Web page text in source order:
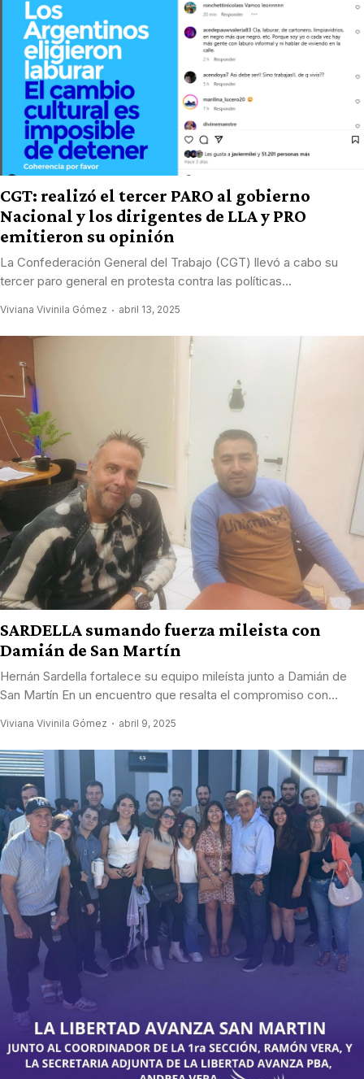
CGT: realizó el tercer PARO al gobierno
Nacional y los dirigentes de LLA y PRO
emitieron su opinión
La Confederación General del Trabajo (CGT) llevó a cabo su
tercer paro general en protesta contra las políticas...
Viviana Vivinila Gómez abril 13, 2025
SARDELLA sumando fuerza mileista con
Damián de San Martín
Hernán Sardella fortalece su equipo mileísta junto a Damián de
San Martín En un encuentro que resalta el compromiso con...
Viviana Vivinila Gómez abril 9, 2025